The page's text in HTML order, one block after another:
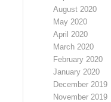
August 2020
May 2020
April 2020
March 2020
February 2020
January 2020
December 2019
November 2019